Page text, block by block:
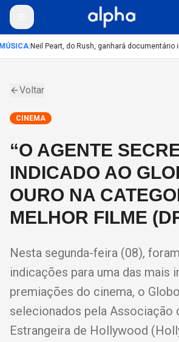
:Neil Peart, do Rush, ganhará documentário
Voltar
CINEMA
“O AGENTE
INDICADO AO
OURO NA
MELHOR FILME
Nesta segunda-feira (08),
indicações para uma das mais
premiações do cinema, o
selecionados pela Associação
Estrangeira de Hollywood